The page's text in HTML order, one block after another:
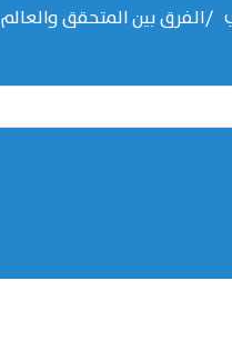
الفرق بين المتحقق والعالم